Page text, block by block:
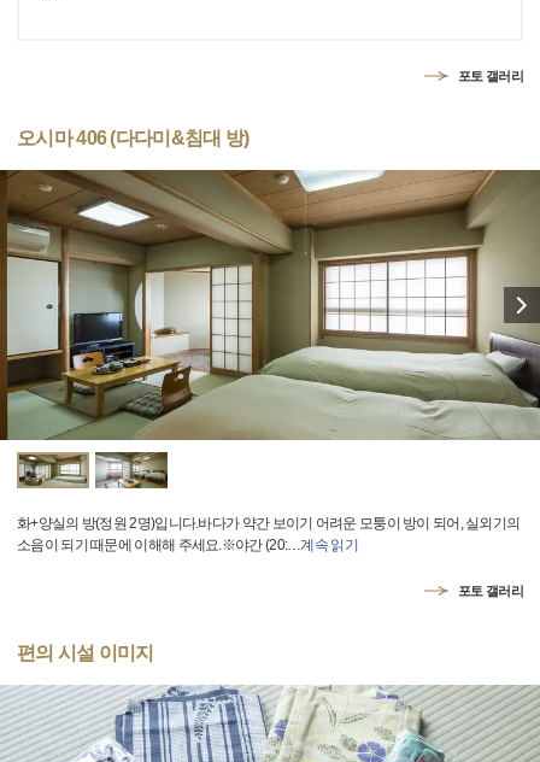
포토 갤러리
오시마 406 (다다미&침대 방)
화+양실의 방(정원 2명)입니다.바다가 약간 보이기 어려운 모퉁이 방이 되어, 실외기의
소음이 되기 때문에 이해해 주세요.※야간 (20:… 계속 읽기
포토 갤러리
편의 시설 이미지